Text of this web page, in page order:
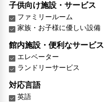
子供向け施設・サービス
ファミリールーム
家族・お子様に優しい設備
館内施設・便利なサービス
エレベーター
ランドリーサービス
対応言語
英語